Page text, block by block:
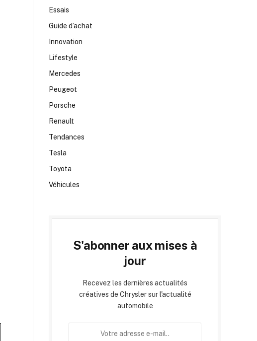
Essais
Guide d’achat
Innovation
Lifestyle
Mercedes
Peugeot
Porsche
Renault
Tendances
Tesla
Toyota
Véhicules
S'abonner aux mises à
jour
Recevez les dernières actualités
créatives de Chrysler sur l'actualité
automobile